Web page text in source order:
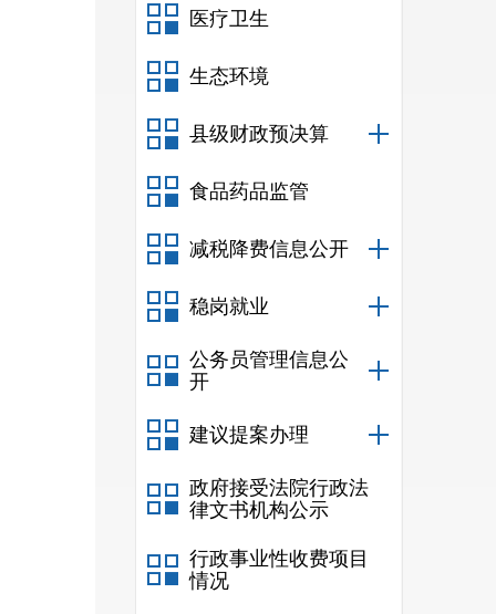
医疗卫生
生态环境
县级财政预决算
食品药品监管
减税降费信息公开
稳岗就业
公务员管理信息公
开
建议提案办理
政府接受法院行政法
律文书机构公示
行政事业性收费项目
情况